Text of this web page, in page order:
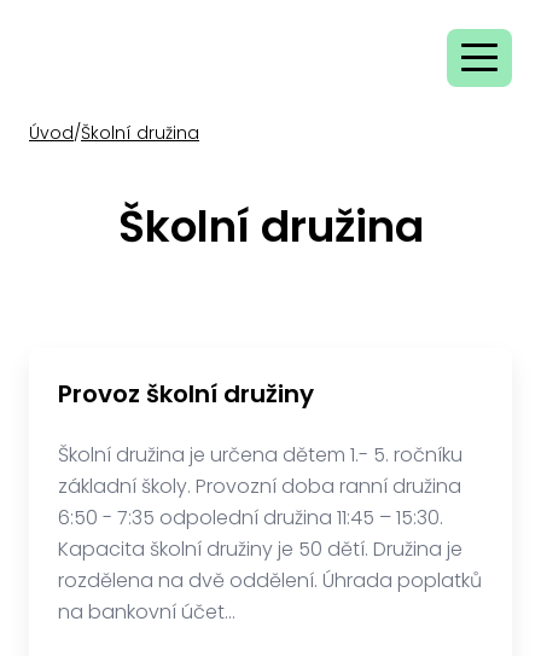
Úvod/Školní družina
Školní družina
Provoz školní družiny
Školní družina je určena dětem 1.- 5. ročníku
základní školy. Provozní doba ranní družina
6:50 - 7:35 odpolední družina 11:45 – 15:30.
Kapacita školní družiny je 50 dětí. Družina je
rozdělena na dvě oddělení. Úhrada poplatků
na bankovní účet…